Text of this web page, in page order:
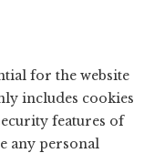
for the website
includes cookies
features of
any personal